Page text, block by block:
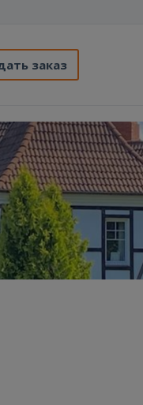
заказ